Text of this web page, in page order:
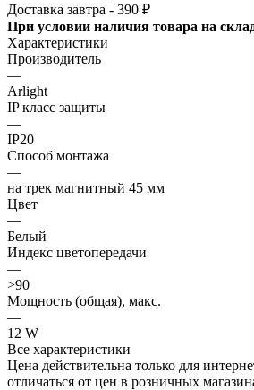
Доставка завтра - 390 ₽
При условии наличия товара на
Характеристики
Производитель
—
Arlight
IP класс защиты
—
IP20
Способ монтажа
—
на трек магнитный 45 мм
Цвет
—
Белый
Индекс цветопередачи
—
>90
Мощность (общая), макс.
—
12 W
Все характеристики
Цена действительна только для
отличаться от цен в розничных